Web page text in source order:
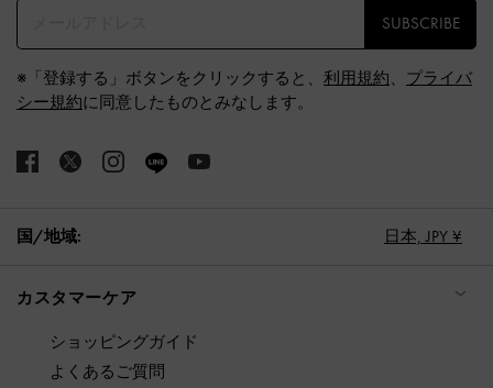
SUBSCRIBE
※「登録する」ボタンをクリックすると、 利用規約、 プライバ
シー規約に同意したものとみなします。
国/地域: 日本, JPY ¥
カスタマーケア
ショッピングガイド
よくあるご質問